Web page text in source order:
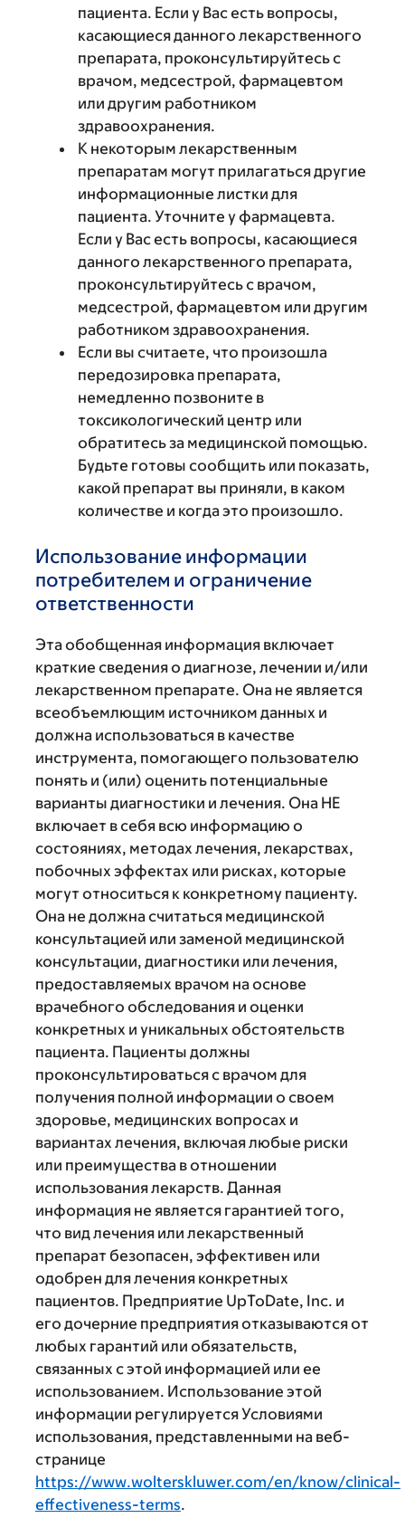
пациента. Если у Вас есть вопросы,
касающиеся данного лекарственного
препарата, проконсультируйтесь с
врачом, медсестрой, фармацевтом
или другим работником
здравоохранения.
К некоторым лекарственным
препаратам могут прилагаться другие
информационные листки для
пациента. Уточните у фармацевта.
Если у Вас есть вопросы, касающиеся
данного лекарственного препарата,
проконсультируйтесь с врачом,
медсестрой, фармацевтом или другим
работником здравоохранения.
Если вы считаете, что произошла
передозировка препарата,
немедленно позвоните в
токсикологический центр или
обратитесь за медицинской помощью.
Будьте готовы сообщить или показать,
какой препарат вы приняли, в каком
количестве и когда это произошло.
Использование информации
потребителем и ограничение
ответственности
Эта обобщенная информация включает
краткие сведения о диагнозе, лечении и/или
лекарственном препарате. Она не является
всеобъемлющим источником данных и
должна использоваться в качестве
инструмента, помогающего пользователю
понять и (или) оценить потенциальные
варианты диагностики и лечения. Она НЕ
включает в себя всю информацию о
состояниях, методах лечения, лекарствах,
побочных эффектах или рисках, которые
могут относиться к конкретному пациенту.
Она не должна считаться медицинской
консультацией или заменой медицинской
консультации, диагностики или лечения,
предоставляемых врачом на основе
врачебного обследования и оценки
конкретных и уникальных обстоятельств
пациента. Пациенты должны
проконсультироваться с врачом для
получения полной информации о своем
здоровье, медицинских вопросах и
вариантах лечения, включая любые риски
или преимущества в отношении
использования лекарств. Данная
информация не является гарантией того,
что вид лечения или лекарственный
препарат безопасен, эффективен или
одобрен для лечения конкретных
пациентов. Предприятие UpToDate, Inc. и
его дочерние предприятия отказываются от
любых гарантий или обязательств,
связанных с этой информацией или ее
использованием. Использование этой
информации регулируется Условиями
использования, представленными на веб-
странице
https://www.wolterskluwer.com/en/know/clinical-
effectiveness-terms.